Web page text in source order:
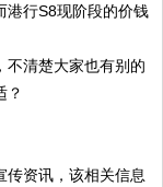
港行S8现阶段的价钱
不清楚大家也有别的
？
传资讯，该相关信息